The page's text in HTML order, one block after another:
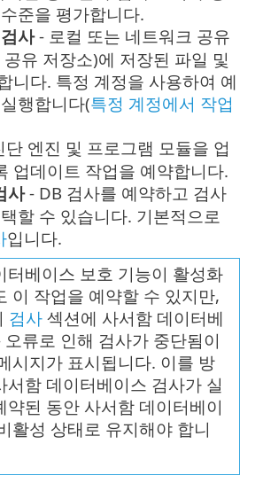
준을 평가합니다.
사- 로컬 또는 네트워크 공유
유 저장소)에 저장된 파일 및
니다. 특정 계정을 사용하여 예
행합니다(특정 계정에서 작업
단 엔진 및 프로그램 모듈을 업
업데이트 작업을 예약합니다.
사- DB 검사를 예약하고 검사
할 수 있습니다. 기본적으로
입니다.
터베이스 보호 기능이 활성화
이 작업을 예약할 수 있지만,
검사 섹션에 사서함 데이터베
오류로 인해 검사가 중단됨이
시지가 표시됩니다. 이를 방
서함 데이터베이스 검사가 실
약된 동안 사서함 데이터베이
활성 상태로 유지해야 합니